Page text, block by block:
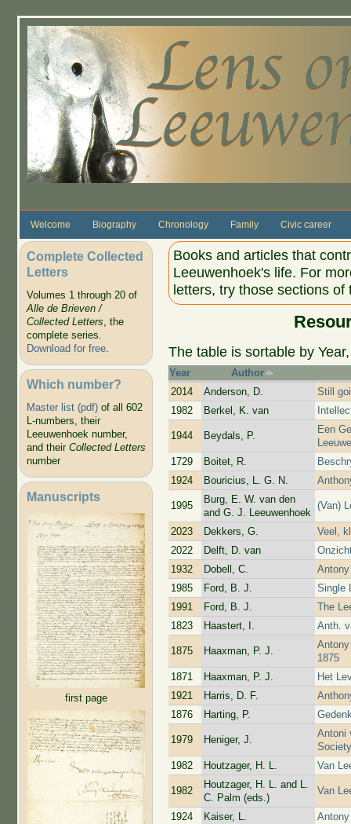
Welcome Biography Chronology Family Civic career
Complete Collected
Letters
Volumes 1 through 20 of
Alle de Brieven /
Collected Letters, the
complete series.
Download for free.
Which number?
Master list (pdf)of all 602
L-numbers, their
Leeuwenhoek number,
and their Collected Letters
number
Manuscripts
first page
Books and articles that
Leeuwenhoek's life. For
letters, try those sections of
The table is sortable by
Year
Author
2014
Anderson, D.
Still
1982
Berkel, K. van
1944 Beydals, P.
Een
1729
Boitet, R.
1924
Bouricius, L. G. N.
1995
Burg, E. W. van den
and G. J. Leeuwenhoek
(Van)
2023 Dekkers, G.
Veel,
2022
Delft, D. van
1932
Dobell, C.
1985
Ford, B. J.
Single
1991
Ford, B. J.
The
1823
Haastert, I. Anth.
1875 Haaxman, P. J.
1875
1871
Haaxman, P. J.
Het
1921
Harris, D. F.
1876
Harting, P.
1979 Heniger, J.
Antoni
1982
Houtzager, H. L. Van
1982
Houtzager, H. L. and L.
C. Palm (eds.)
Van
1924 Kaiser, L.